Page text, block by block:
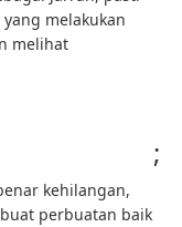
melakukan
melihat
;
kehilangan,
perbuatan baik